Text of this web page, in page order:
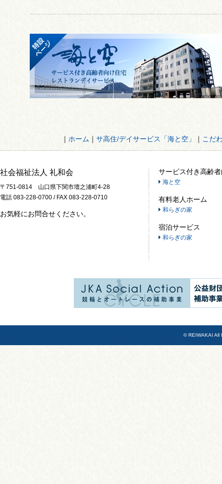
｜ ホーム ｜ サ高住/デイサービス「海と空」 ｜ こだ
社会福祉法人 礼和会
〒751-0814 山口県下関市壇之浦町4-28
電話 083-228-0700 / FAX 083-228-0710
お気軽にお問合せください。
サービス付き高齢
海と空
有料老人ホーム
和らぎの家
宿泊サービス
和らぎの家
© REIWAKAI All